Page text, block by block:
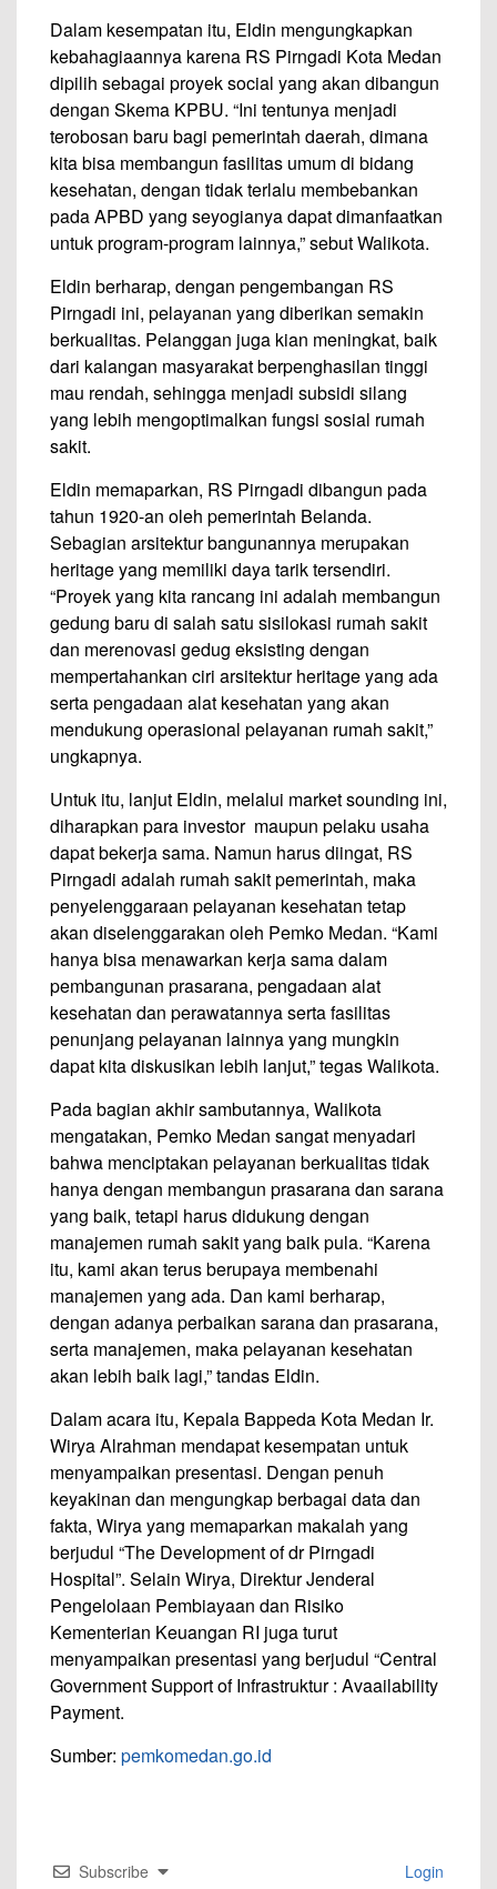
Dalam kesempatan itu, Eldin mengungkapkan
kebahagiaannya karena RS Pirngadi Kota Medan
dipilih sebagai proyek social yang akan dibangun
dengan Skema KPBU. “Ini tentunya menjadi
terobosan baru bagi pemerintah daerah, dimana
kita bisa membangun fasilitas umum di bidang
kesehatan, dengan tidak terlalu membebankan
pada APBD yang seyogianya dapat dimanfaatkan
untuk program-program lainnya,” sebut Walikota.
Eldin berharap, dengan pengembangan RS
Pirngadi ini, pelayanan yang diberikan semakin
berkualitas. Pelanggan juga kian meningkat, baik
dari kalangan masyarakat berpenghasilan tinggi
mau rendah, sehingga menjadi subsidi silang
yang lebih mengoptimalkan fungsi sosial rumah
sakit.
Eldin memaparkan, RS Pirngadi dibangun pada
tahun 1920-an oleh pemerintah Belanda.
Sebagian arsitektur bangunannya merupakan
heritage yang memiliki daya tarik tersendiri.
“Proyek yang kita rancang ini adalah membangun
gedung baru di salah satu sisilokasi rumah sakit
dan merenovasi gedug eksisting dengan
mempertahankan ciri arsitektur heritage yang ada
serta pengadaan alat kesehatan yang akan
mendukung operasional pelayanan rumah sakit,”
ungkapnya.
Untuk itu, lanjut Eldin, melalui market sounding ini,
diharapkan para investor maupun pelaku usaha
dapat bekerja sama. Namun harus diingat, RS
Pirngadi adalah rumah sakit pemerintah, maka
penyelenggaraan pelayanan kesehatan tetap
akan diselenggarakan oleh Pemko Medan. “Kami
hanya bisa menawarkan kerja sama dalam
pembangunan prasarana, pengadaan alat
kesehatan dan perawatannya serta fasilitas
penunjang pelayanan lainnya yang mungkin
dapat kita diskusikan lebih lanjut,” tegas Walikota.
Pada bagian akhir sambutannya, Walikota
mengatakan, Pemko Medan sangat menyadari
bahwa menciptakan pelayanan berkualitas tidak
hanya dengan membangun prasarana dan sarana
yang baik, tetapi harus didukung dengan
manajemen rumah sakit yang baik pula. “Karena
itu, kami akan terus berupaya membenahi
manajemen yang ada. Dan kami berharap,
dengan adanya perbaikan sarana dan prasarana,
serta manajemen, maka pelayanan kesehatan
akan lebih baik lagi,” tandas Eldin.
Dalam acara itu, Kepala Bappeda Kota Medan Ir.
Wirya Alrahman mendapat kesempatan untuk
menyampaikan presentasi. Dengan penuh
keyakinan dan mengungkap berbagai data dan
fakta, Wirya yang memaparkan makalah yang
berjudul “The Development of dr Pirngadi
Hospital”. Selain Wirya, Direktur Jenderal
Pengelolaan Pembiayaan dan Risiko
Kementerian Keuangan RI juga turut
menyampaikan presentasi yang berjudul “Central
Government Support of Infrastruktur : Avaailability
Payment.
Sumber: pemkomedan.go.id
Subscribe Login